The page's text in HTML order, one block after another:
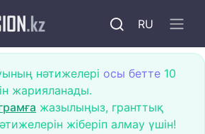
RU
нәтижелері осы бетте 10
жарияланады.
жазылыңыз, гранттық
жіберіп алмау үшін!